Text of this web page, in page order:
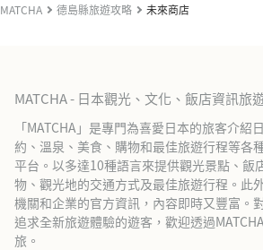
MATCHA 德島縣旅遊攻略 未來商店
MATCHA - 日本觀光、文化、飯店資訊旅
「MATCHA」是專門為喜愛日本的旅客介紹
約、溫泉、美食、購物和最佳旅遊行程等各
平台。以多達10種語言來提供觀光景點、飯
物、觀光地的交通方式及最佳旅遊行程。此
機關和企業的官方資訊，內容即時又豐富。
追求全新旅遊體驗的遊客，歡迎透過
旅。